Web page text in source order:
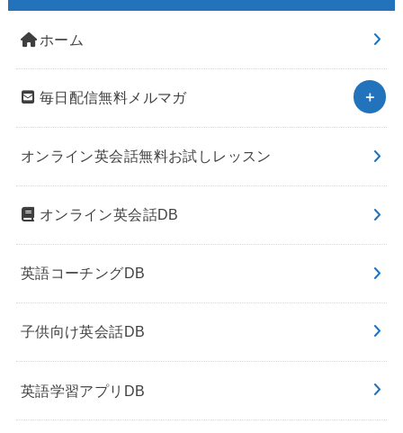
ホーム
毎日配信無料メルマガ
オンライン英会話無料お試しレッスン
オンライン英会話DB
英語コーチングDB
子供向け英会話DB
英語学習アプリDB